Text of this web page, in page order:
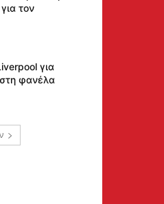
τον
για
φανέλα